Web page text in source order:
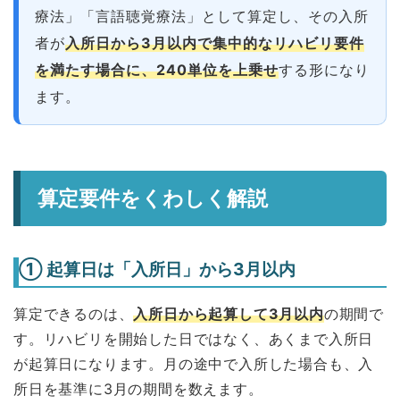
療法」「言語聴覚療法」として算定し、その入所
者が入所日から3月以内で集中的なリハビリ要件
を満たす場合に、240単位を上乗せする形になり
ます。
算定要件をくわしく解説
① 起算日は「入所日」から3月以内
算定できるのは、入所日から起算して3月以内の期間で
す。リハビリを開始した日ではなく、あくまで入所日
が起算日になります。月の途中で入所した場合も、入
所日を基準に3月の期間を数えます。